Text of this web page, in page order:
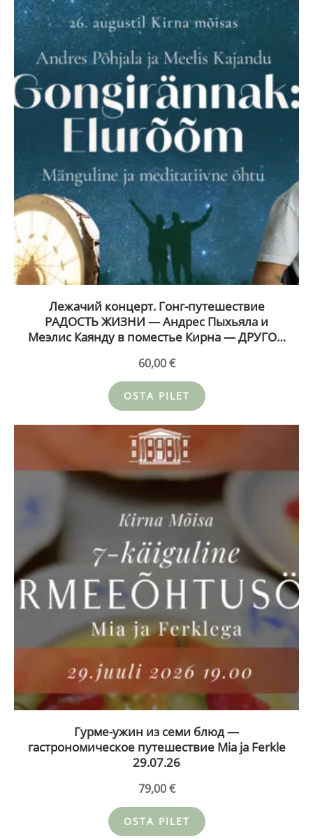
Лежачий концерт. Гонг-путешествие
РАДОСТЬ ЖИЗНИ — Андрес Пыхьяла и
Меэлис Каянду в поместье Кирна — ДРУГОЙ
60,00€
OSTA PILET
Гурме-ужин из семи блюд —
гастрономическое путешествие Mia ja Ferkle
29.07.26
79,00€
OSTA PILET